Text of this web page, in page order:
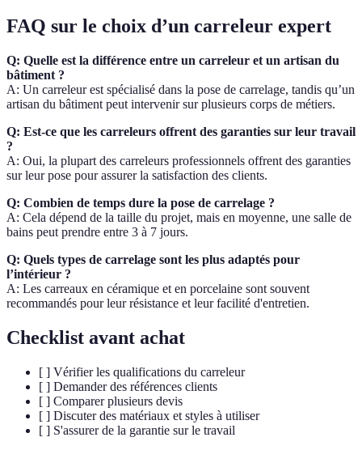
FAQ sur le choix d’un carreleur expert
Q: Quelle est la différence entre un carreleur et un artisan du
bâtiment ?
A: Un carreleur est spécialisé dans la pose de carrelage, tandis qu’un
artisan du bâtiment peut intervenir sur plusieurs corps de métiers.
Q: Est-ce que les carreleurs offrent des garanties sur leur travail
?
A: Oui, la plupart des carreleurs professionnels offrent des garanties
sur leur pose pour assurer la satisfaction des clients.
Q: Combien de temps dure la pose de carrelage ?
A: Cela dépend de la taille du projet, mais en moyenne, une salle de
bains peut prendre entre 3 à 7 jours.
Q: Quels types de carrelage sont les plus adaptés pour
l’intérieur ?
A: Les carreaux en céramique et en porcelaine sont souvent
recommandés pour leur résistance et leur facilité d'entretien.
Checklist avant achat
[ ] Vérifier les qualifications du carreleur
[ ] Demander des références clients
[ ] Comparer plusieurs devis
[ ] Discuter des matériaux et styles à utiliser
[ ] S'assurer de la garantie sur le travail